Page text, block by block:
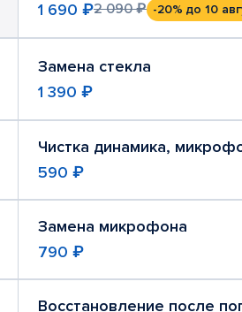
1 690 ₽2 090 ₽ -20% до 10
Замена стекла
1 390 ₽
Чистка динамика,
590 ₽
Замена микрофона
790 ₽
Восстановление после